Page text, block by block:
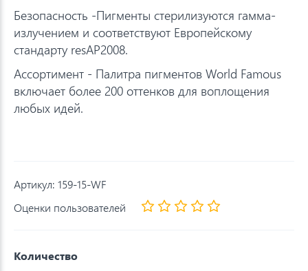
Безопасность -Пигменты стерилизуются гамма-
излучением и соответствуют Европейскому
стандарту resAP2008.
Ассортимент - Палитра пигментов World Famous
включает более 200 оттенков для воплощения
любых идей.
Артикул: 159-15-WF
Оценки пользователей
Количество